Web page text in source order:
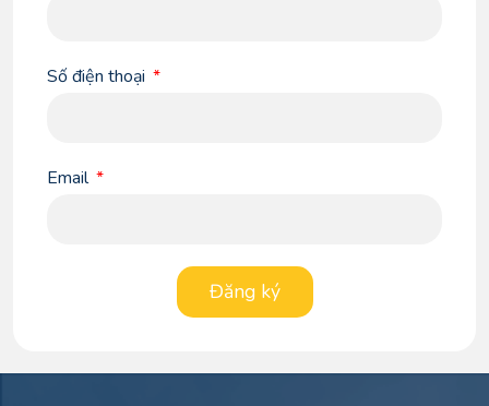
Số điện thoại
Email
Đăng ký